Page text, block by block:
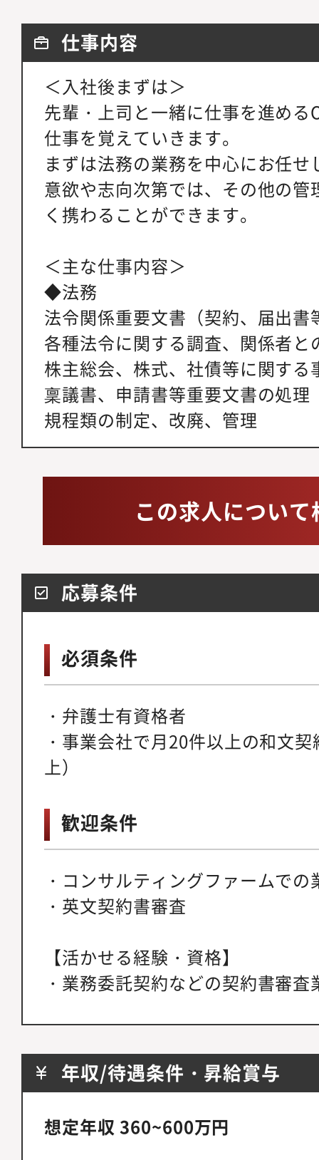
仕事内容
＜入社後まずは＞
先輩・上司と一緒に仕事を進め
仕事を覚えていきます。
まずは法務の業務を中心にお任せ
意欲や志向次第では、その他の
く携わることができます。
＜主な仕事内容＞
◆法務
法令関係重要文書（契約、届出書
各種法令に関する調査、関係者
株主総会、株式、社債等に関する
稟議書、申請書等重要文書の処理
規程類の制定、改廃、管理
この求人につい
応募条件
必須条件
・弁護士有資格者
・事業会社で月20件以上の和文
上）
歓迎条件
・コンサルティングファームでの
・英文契約書審査
【活かせる経験・資格】
・業務委託契約などの契約書審査
年収/待遇条件・昇給賞与
想定年収 360~600万円